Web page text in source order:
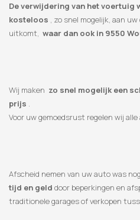
De verwijdering van het
kosteloos , zo snel mogelijk, aan
uitkomt, waar dan ook in 9550
Wij maken zo snel mogelijk een
prijs .
Voor uw gemoedsrust regelen wij
Afscheid nemen van uw auto was
tijd en geld door beperkingen en
traditionele garages of verkopen